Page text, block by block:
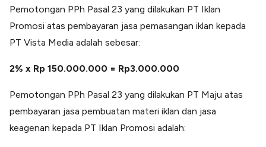
Pemotongan PPh Pasal 23 yang dilakukan PT Iklan
Promosi atas pembayaran jasa pemasangan iklan kepada
PT Vista Media adalah sebesar:
2% x Rp 150.000.000 = Rp3.000.000
Pemotongan PPh Pasal 23 yang dilakukan PT Maju atas
pembayaran jasa pembuatan materi iklan dan jasa
keagenan kepada PT Iklan Promosi adalah: